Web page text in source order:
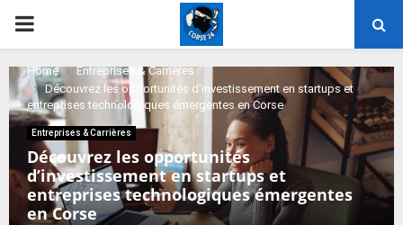
PRIMARY
MENU
Home
Entreprises & Carrières
Découvrez les opportunités d’investissement en startups et
entreprises technologiques émergentes en Corse
Entreprises & Carrières
Découvrez les opportunités
d’investissement en startups et
entreprises technologiques émergentes
en Corse